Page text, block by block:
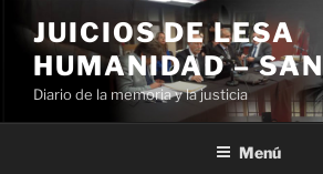
contenido
JUICIOS DE LESA
HUMANIDAD –
Diario de la memoria y la justicia
Menú